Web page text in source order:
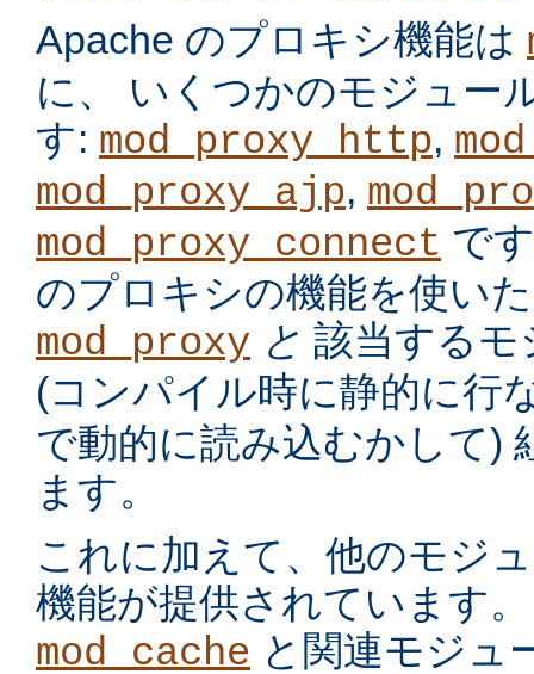
Apache のプロキシ機能は
に、 いくつかのモジュー
す: mod_proxy_http,
mod_proxy_ajp,
mod_proxy_connect で
のプロキシの機能を使い
mod_proxy と 該当するモ
(コンパイル時に静的に行
で動的に読み込むかして)
ます。
これに加えて、他のモジ
機能が提供されています
mod_cache と関連モジュ